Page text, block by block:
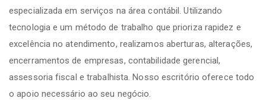
especializada em serviços na área contábil. Utilizando
tecnologia e um método de trabalho que prioriza rapidez e
excelência no atendimento, realizamos aberturas, alterações,
encerramentos de empresas, contabilidade gerencial,
assessoria fiscal e trabalhista. Nosso escritório oferece todo
o apoio necessário ao seu negócio.